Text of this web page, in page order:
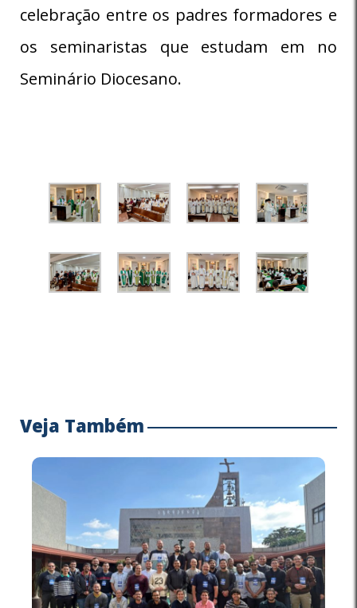
celebração entre os padres formadores e
os seminaristas que estudam em no
Seminário Diocesano.
Veja Também